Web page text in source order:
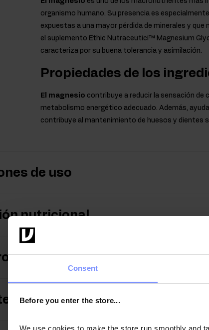
Consent
Before you enter the store...
We use cookies to make the store run smoothly and
organismo humano. Su presencia es
expuestas a una mayor pérdida de minerales y
el suplemento Ethic Nutraceutici™ Magnesium
caracteriza por su buena tolerancia y asimilación.
Propiedades de los
El magnesio contribuye a reducir la sensación de
metabolismo energético adecuado. Además,
contribuye al mantenimiento de huesos y dientes
de uso
nutricional